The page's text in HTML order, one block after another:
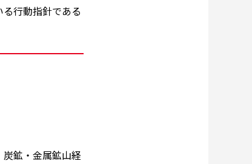
行動指針である
鉱・金属鉱山経